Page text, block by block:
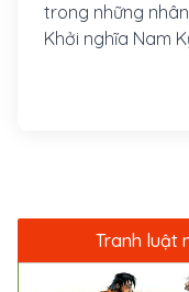
trong những
Khởi nghĩa Nam
Tranh luật